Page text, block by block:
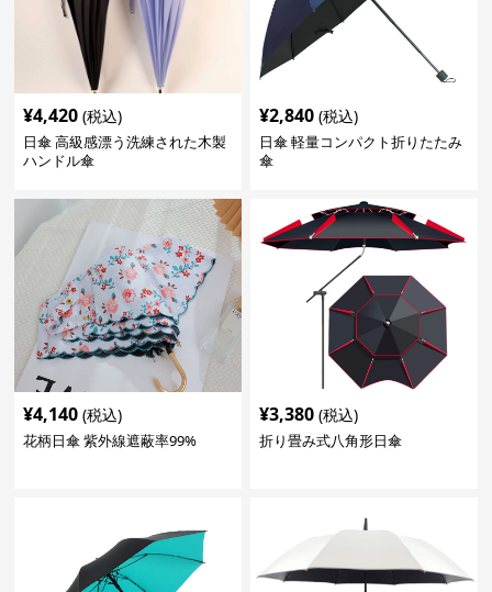
¥4,420 (税込)
日傘 高級感漂う洗練された木製
ハンドル傘
¥2,840 (税込)
日傘 軽量コンパクト折りたたみ
傘
¥4,140 (税込)
花柄日傘 紫外線遮蔽率99%
¥3,380 (税込)
折り畳み式八角形日傘